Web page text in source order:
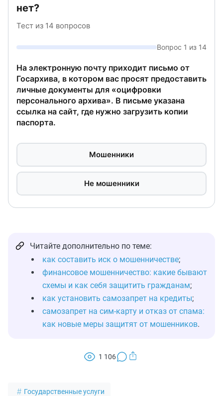
нет?
Тест из 14 вопросов
Вопрос 1 из 14
На электронную почту приходит письмо от
Госархива, в котором вас просят предоставить
личные документы для «оцифровки
персонального архива». В письме указана
ссылка на сайт, где нужно загрузить копии
паспорта.
Мошенники
Не мошенники
Читайте дополнительно по теме:
как составить иск о мошенничестве;
финансовое мошенничество: какие бывают
схемы и как себя защитить гражданам;
как установить самозапрет на кредиты;
самозапрет на сим-карту и отказ от спама:
как новые меры защитят от мошенников.
1 106
Государственные услуги